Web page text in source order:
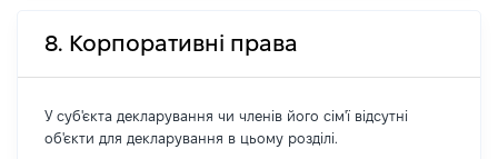
8. Корпоративні права
У суб'єкта декларування чи членів його сім'ї відсутні
об'єкти для декларування в цьому розділі.